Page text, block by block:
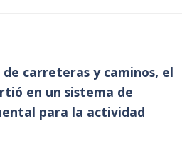
carreteras y caminos, el
en un sistema de
para la actividad